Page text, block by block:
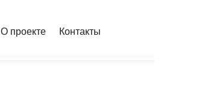
О проекте Контакты